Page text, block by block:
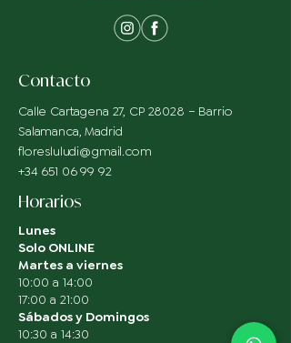
Contacto
Calle Cartagena 27, CP 28028 – Barrio
Salamanca, Madrid
floresluludi@gmail.com
+34 651 06 99 92
Horarios
Lunes
Solo ONLINE
Martes a viernes
10:00 a 14:00
17:00 a 21:00
Sábados y Domingos
10:30 a 14:30